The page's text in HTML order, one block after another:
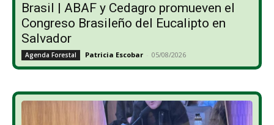
Brasil | ABAF y Cedagro promueven el
Congreso Brasileño del Eucalipto en
Salvador
Agenda Forestal Patricia Escobar - 05/08/2026